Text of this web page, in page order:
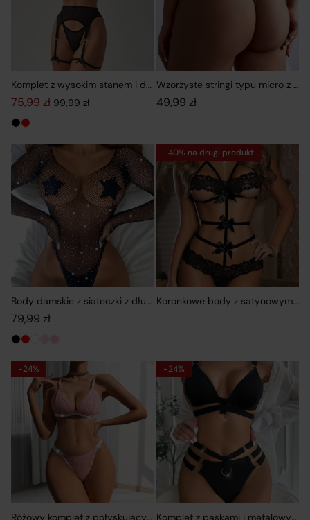
Komplet z wysokim stanem i delikatnymi kokardkami
99,99zł
Pierwotna cena wynosiła: 99,99 zł.
75,99 zł
Aktualna cena wynosi: 75,99 zł.
Wzorzyste stringi typu micro z
49,99 zł
Body damskie z siateczki z długim rękawem i błyszczącymi
79,99 zł
-40% na drugi produkt
Koronkowe body z satynowymi
-24%
Różowy komplet z połyskującymi detalami i koronką
-24%
Komplet z paskami i metalowymi